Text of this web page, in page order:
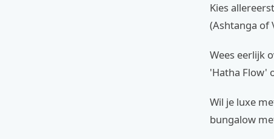
Kies
(Ashtanga of
Wees eerlijk
'Hatha Flow'
Wil je luxe
bungalow